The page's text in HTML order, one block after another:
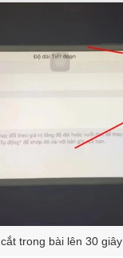
cắt trong bài lên 30 giây